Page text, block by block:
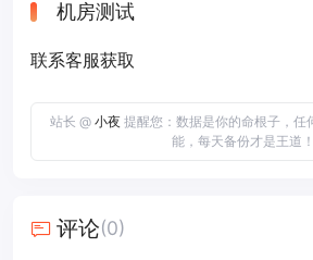
机房测试
联系客服获取
站长 @ 小夜 提醒您：数据是你的命根子，任
能，每天备份才是王道！
评论(0)